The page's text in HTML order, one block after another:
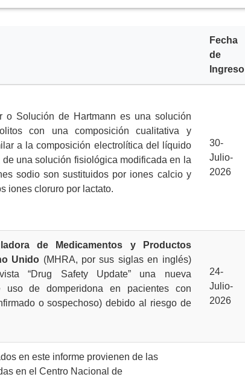
Fecha
de
Ingreso
o Solución de Hartmann es una solución
con una composición cualitativa y
a la composición electrolítica del líquido
de una solución fisiológica modificada en la
sodio son sustituidos por iones calcio y
iones cloruro por lactato.
30-
Julio-
2026
de Medicamentos y Productos
Unido (MHRA, por sus siglas en inglés)
“Drug Safety Update” una nueva
uso de domperidona en pacientes con
o sospechoso) debido al riesgo de
24-
Julio-
2026
en este informe provienen de las
en el Centro Nacional de